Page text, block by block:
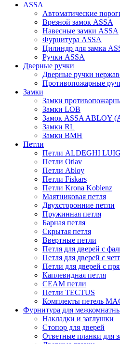
ASSA
Автоматические
Врезной замок ASSA
Навесные замки ASSA
Фурнитура ASSA
Цилиндр для замка
Ручки ASSA
Дверные ручки
Дверные ручки
Противопожарные
Замки
Замки
Замки LOB
Замок ASSA ABLOY
Замки RL
Замки BMH
Петли
Петли ALDEGHI
Петли Otlav
Петли Abloy
Петли Fiskars
Петли Krona Koblenz
Маятниковая петля
Двухсторонние петли
Пружинная петля
Барная петля
Скрытая петля
Ввертные петли
Петля для дверей с
Петля для дверей с
Петли для дверей с
Каплевидная петля
CEAM петли
Петли TECTUS
Комплекты петель
Фурнитура для
Накладки и заглушки
Стопор для дверей
Ответные планки для